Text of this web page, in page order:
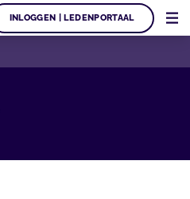
INLOGGEN | LEDENPORTAAL